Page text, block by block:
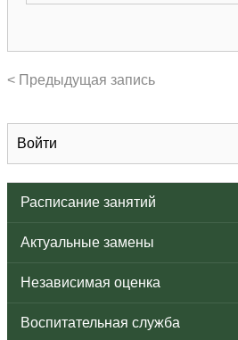
Войти
Расписание занятий
Актуальные замены
Независимая оценка
Воспитательная служба
< Предыдущая запись